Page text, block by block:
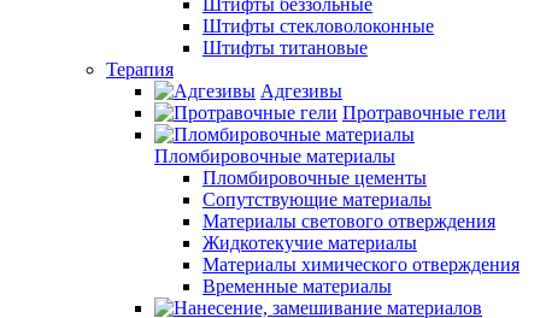
Штифты беззольные
Штифты стекловолоконные
Штифты титановые
Терапия
Адгезивы
Протравочные гели
Пломбировочные материалы
Пломбировочные цементы
Сопутствующие материалы
Материалы светового отверждения
Жидкотекучие материалы
Материалы химического отверждения
Временные материалы